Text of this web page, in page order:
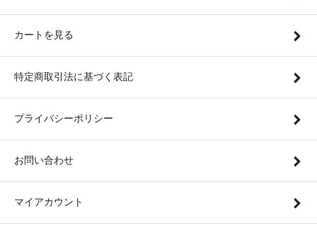
カートを見る
特定商取引法に基づく表記
プライバシーポリシー
お問い合わせ
マイアカウント